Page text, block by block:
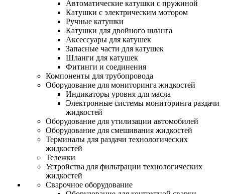
Автоматические катушки с пружиной
Катушки с электрическим мотором
Ручные катушки
Катушки для двойного шланга
Аксессуары для катушек
Запасные части для катушек
Шланги для катушек
Фитинги и соединения
Компоненты для трубопровода
Оборудование для мониторинга жидкостей
Индикаторы уровня для масла
Электронные системы мониторинга раздачи
жидкостей
Оборудование для утилизации автомобилей
Оборудование для смешивания жидкостей
Терминалы для раздачи технологических
жидкостей
Тележки
Устройства для фильтрации технологических
жидкостей
Сварочное оборудование